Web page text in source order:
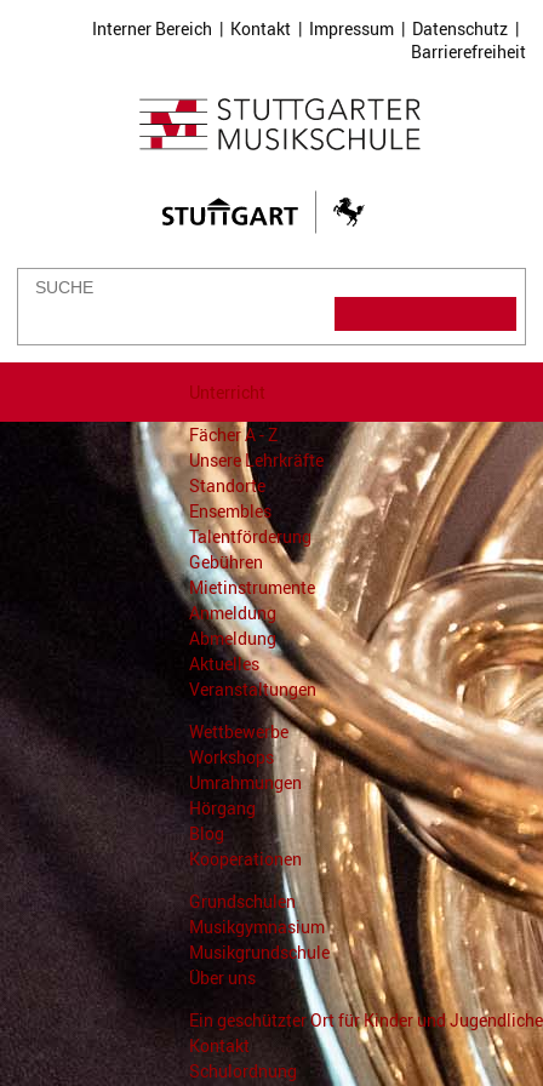
Interner Bereich | Kontakt | Impressum | Datenschutz |
Barrierefreiheit
Unterricht
Fächer A - Z
Unsere Lehrkräfte
Standorte
Ensembles
Talentförderung
Gebühren
Mietinstrumente
Anmeldung
Abmeldung
Aktuelles
Veranstaltungen
Wettbewerbe
Workshops
Umrahmungen
Hörgang
Blog
Kooperationen
Grundschulen
Musikgymnasium
Musikgrundschule
Über uns
Ein geschützter Ort für Kinder und Jugendliche
Kontakt
Schulordnung